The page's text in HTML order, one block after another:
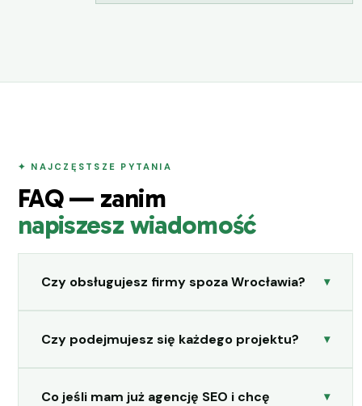
✦ NAJCZĘSTSZE PYTANIA
FAQ — zanim
napiszesz wiadomość
Czy obsługujesz firmy spoza Wrocławia?
Czy podejmujesz się każdego projektu?
Co jeśli mam już agencję SEO i chcę